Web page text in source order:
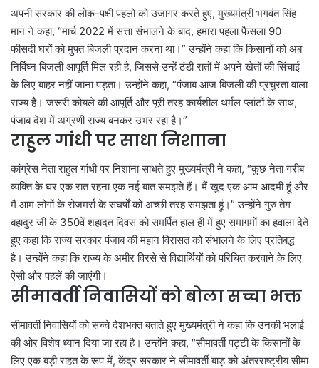
अपनी सरकार की लोक-पक्षी पहलों को उजागर करते हुए, मुख्यमंत्री भगवंत सिंह
मान ने कहा, “मार्च 2022 में सत्ता संभालने के बाद, हमारा पहला फैसला 90
फीसदी घरों को मुफ्त बिजली प्रदान करना था।” उन्होंने कहा कि किसानों को अब
निर्विघ्न बिजली आपूर्ति मिल रही है, जिससे उन्हें ठंडी रातों में अपने खेतों की सिंचाई
के लिए बाहर नहीं जाना पड़ता। उन्होंने कहा, “पंजाब आज बिजली की प्रचुरता वाला
राज्य है। जरूरी कोयले की आपूर्ति और पूरी तरह कार्यशील थर्मल प्लांटों के साथ,
पंजाब देश में अग्रणी राज्य बनकर उभर रहा है।”
राहुल गांधी पर साधा निशााना
कांग्रेस नेता राहुल गांधी पर निशाना साधते हुए मुख्यमंत्री ने कहा, “कुछ नेता गरीब
व्यक्ति के घर एक रात रहना एक नई बात समझते हैं। मैं खुद एक आम आदमी हूं और
मैं आम लोगों के रोजमर्रा के संघर्षों को अच्छी तरह समझता हूं।” उन्होंने गुरु तेग
बहादुर जी के 350वें शहादत दिवस को समर्पित हाल ही में हुए समागमों का हवाला देते
हुए कहा कि राज्य सरकार पंजाब की महान विरासत को संभालने के लिए प्रतिबद्ध
है। उन्होंने कहा कि राज्य के अमीर विरसे से विद्यार्थियों को परिचित करवाने के लिए
ऐसी और पहलें की जाएंगी।
सीमावर्ती निवासियों को बोला सच्चा भक्त
सीमावर्ती निवासियों को सच्चे देशभक्त बताते हुए मुख्यमंत्री ने कहा कि उनकी भलाई
की ओर विशेष ध्यान दिया जा रहा है। उन्होंने कहा, “सीमावर्ती पट्टी के किसानों के
लिए एक बड़ी राहत के रूप में, केंद्र सरकार ने सीमावर्ती बाड़ को अंतरराष्ट्रीय सीमा